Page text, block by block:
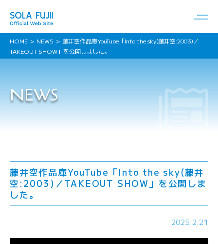
HOME NEWS
藤井空作品庫YouTube「Into the sky(藤井空:2003)／
TAKEOUT SHOW」を公開しました。
NEWS
藤井空作品庫YouTube「Into the sky(藤井
空:2003)／TAKEOUT SHOW」を公開しま
した。
2025.2.21